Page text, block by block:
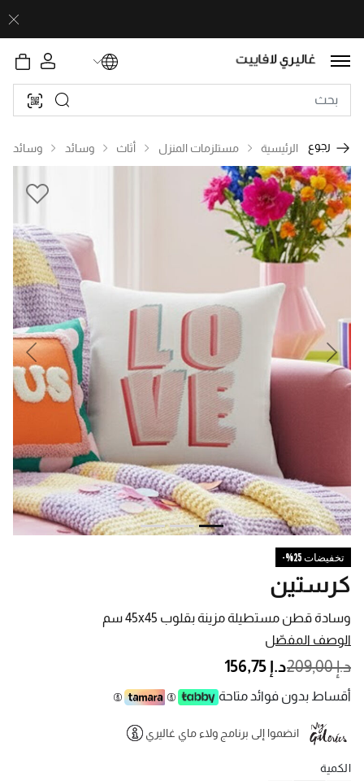
رجوع الرئيسية مستلزمات المنزل أثاث وسائد وسائد
Next
تخفيضات 25%-
وسادة قطن مستطيلة مزينة بقلوب 45x45 سم
كرستين
الوصف المفصّل
PRICE REDUCED FROM
د.إ 209,00 TO
د.إ 156,75
أقساط بدون فوائد متاحة
انضموا إلى برنامج ولاء ماي غاليري
الكمية